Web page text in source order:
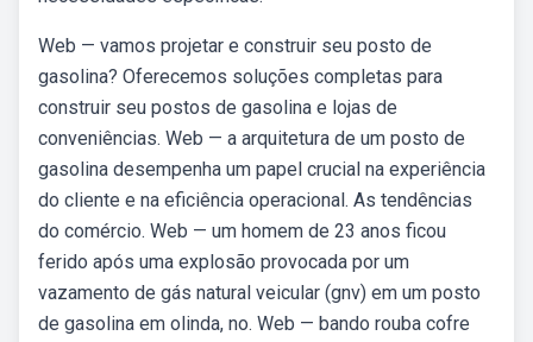
Web — vamos projetar e construir seu posto de
gasolina? Oferecemos soluções completas para
construir seu postos de gasolina e lojas de
conveniências. Web — a arquitetura de um posto de
gasolina desempenha um papel crucial na experiência
do cliente e na eficiência operacional. As tendências
do comércio. Web — um homem de 23 anos ficou
ferido após uma explosão provocada por um
vazamento de gás natural veicular (gnv) em um posto
de gasolina em olinda, no. Web — bando rouba cofre